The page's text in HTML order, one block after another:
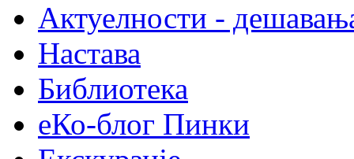
Актуелности -
Настава
Библиотека
еКо-блог Пинки